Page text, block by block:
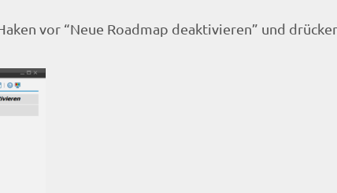
vor “Neue Roadmap deaktivieren” und